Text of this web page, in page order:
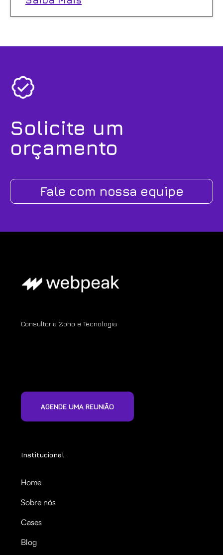
Solicite um
orçamento
Fale com nossa equipe
Consultoria Zoho e Tecnologia
AGENDE UMA REUNIÃO
Institucional
Home
Sobre nós
Cases
Blog